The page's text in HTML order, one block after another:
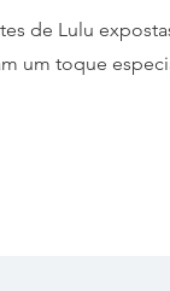
de Lulu
um toque